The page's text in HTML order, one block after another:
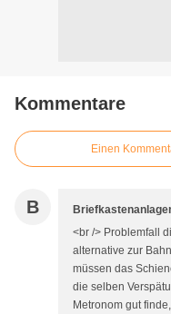
Kommentare
Einen
B
<br /> Problemfall
alternative zur
müssen das
die selben
Metronom gut